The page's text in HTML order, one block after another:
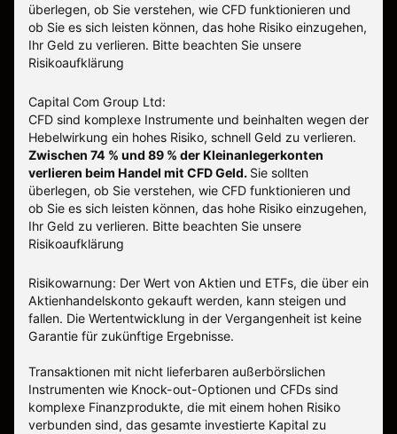
überlegen, ob Sie verstehen, wie CFD funktionieren und
ob Sie es sich leisten können, das hohe Risiko einzugehen,
Ihr Geld zu verlieren. Bitte beachten Sie unsere
Risikoaufklärung
Capital Com Group Ltd:
CFD sind komplexe Instrumente und beinhalten wegen der
Hebelwirkung ein hohes Risiko, schnell Geld zu verlieren.
Zwischen 74 % und 89 % der Kleinanlegerkonten
verlieren beim Handel mit CFD Geld. Sie sollten
überlegen, ob Sie verstehen, wie CFD funktionieren und
ob Sie es sich leisten können, das hohe Risiko einzugehen,
Ihr Geld zu verlieren. Bitte beachten Sie unsere
Risikoaufklärung
Risikowarnung: Der Wert von Aktien und ETFs, die über ein
Aktienhandelskonto gekauft werden, kann steigen und
fallen. Die Wertentwicklung in der Vergangenheit ist keine
Garantie für zukünftige Ergebnisse.
Transaktionen mit nicht lieferbaren außerbörslichen
Instrumenten wie Knock-out-Optionen und CFDs sind
komplexe Finanzprodukte, die mit einem hohen Risiko
verbunden sind, das gesamte investierte Kapital zu